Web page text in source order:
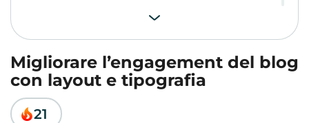
Migliorare l’engagement del blog
con layout e tipografia
21